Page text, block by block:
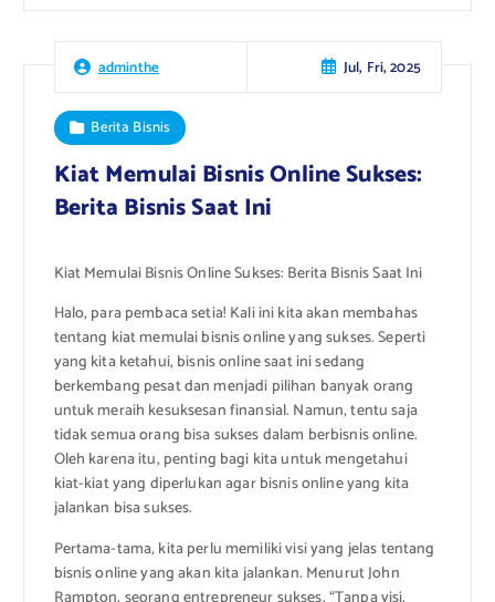
adminthe Jul, Fri, 2025
Berita Bisnis
Kiat Memulai Bisnis Online Sukses:
Berita Bisnis Saat Ini
Kiat Memulai Bisnis Online Sukses: Berita Bisnis Saat Ini
Halo, para pembaca setia! Kali ini kita akan membahas
tentang kiat memulai bisnis online yang sukses. Seperti
yang kita ketahui, bisnis online saat ini sedang
berkembang pesat dan menjadi pilihan banyak orang
untuk meraih kesuksesan finansial. Namun, tentu saja
tidak semua orang bisa sukses dalam berbisnis online.
Oleh karena itu, penting bagi kita untuk mengetahui
kiat-kiat yang diperlukan agar bisnis online yang kita
jalankan bisa sukses.
Pertama-tama, kita perlu memiliki visi yang jelas tentang
bisnis online yang akan kita jalankan. Menurut John